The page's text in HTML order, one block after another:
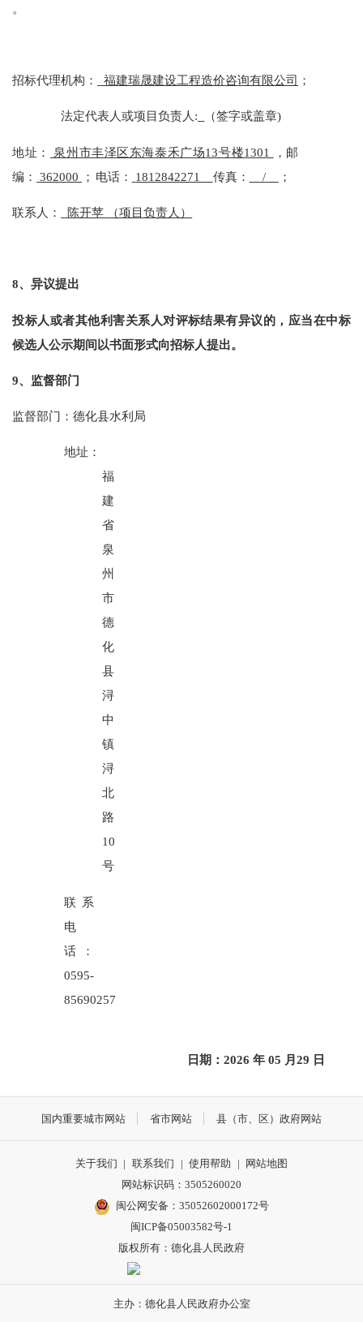
。
招标代理机构： 福建瑞晟建设工程造价咨询有限公司 ；
法定代表人或项目负责人: （签字或盖章)
地址： 泉州市丰泽区东海泰禾广场13号楼1301
，邮
编： 362000 ； 电话： 1812842271 传真： / ；
联系人： 陈开苹 （项目负责人）
8、异议提出
投标人或者其他利害关系人对评标结果有异议的，应当在中标
候选人公示期间以书面形式向招标人提出。
9、监督部门
监督部门：德化县水利局
地址：
福
建
省
泉
州
市
德
化
县
浔
中
镇
浔
北
路
10
号
联系
电
话：
0595-
85690257
日期：2026 年05 月29 日
国内重要城市网站 省市网站 县（市、区）政府网站
关于我们 | 联系我们 | 使用帮助 |
网站地图
网站标识码：3505260020
闽公网安备：35052602000172号
闽ICP备05003582号-1
版权所有：德化县人民政府
主办：德化县人民政府办公室